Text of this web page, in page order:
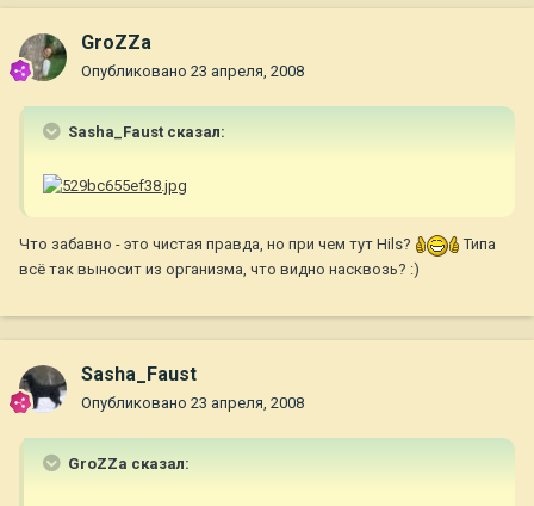
GroZZa
Опубликовано 23 апреля, 2008
Sasha_Faust сказал:
Что забавно - это чистая правда, но при чем тут Hils?
Типа
всё так выносит из организма, что видно насквозь? :)
Sasha_Faust
Опубликовано 23 апреля, 2008
GroZZa сказал: